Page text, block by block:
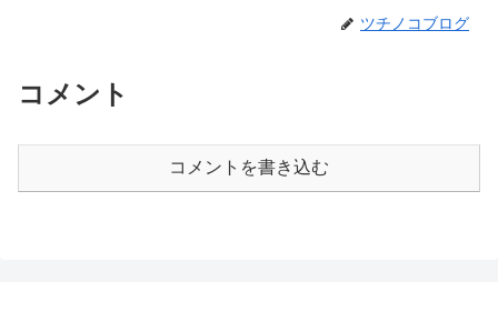
ツチノコブログ
コメント
コメントを書き込む